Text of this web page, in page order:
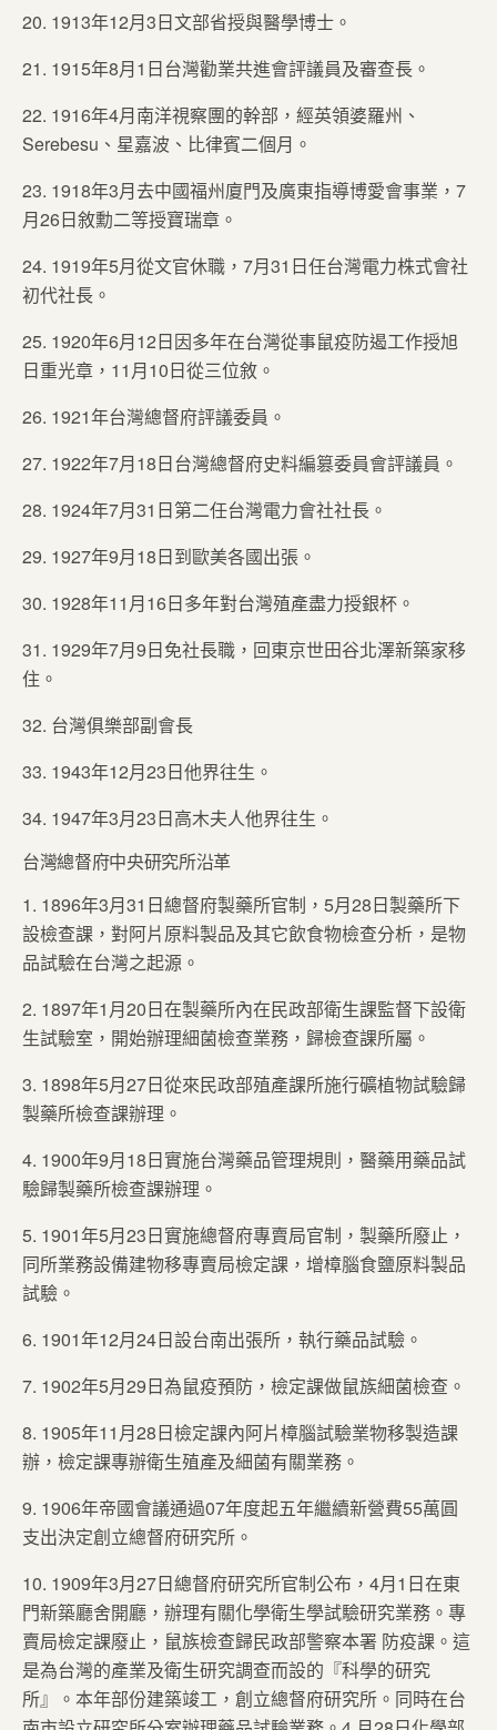
20. 1913年12月3日文部省授與醫學博士。
21. 1915年8月1日台灣勸業共進會評議員及審查長。
22. 1916年4月南洋視察團的幹部，經英領婆羅州、
Serebesu、星嘉波、比律賓二個月。
23. 1918年3月去中國福州廈門及廣東指導博愛會事業，7
月26日敘勳二等授寶瑞章。
24. 1919年5月從文官休職，7月31日任台灣電力株式會社
初代社長。
25. 1920年6月12日因多年在台灣從事鼠疫防遏工作授旭
日重光章，11月10日從三位敘。
26. 1921年台灣總督府評議委員。
27. 1922年7月18日台灣總督府史料編篡委員會評議員。
28. 1924年7月31日第二任台灣電力會社社長。
29. 1927年9月18日到歐美各國出張。
30. 1928年11月16日多年對台灣殖產盡力授銀杯。
31. 1929年7月9日免社長職，回東京世田谷北澤新築家移
住。
32. 台灣俱樂部副會長
33. 1943年12月23日他界往生。
34. 1947年3月23日高木夫人他界往生。
台灣總督府中央研究所沿革
1. 1896年3月31日總督府製藥所官制，5月28日製藥所下
設檢查課，對阿片原料製品及其它飲食物檢查分析，是物
品試驗在台灣之起源。
2. 1897年1月20日在製藥所內在民政部衛生課監督下設衛
生試驗室，開始辦理細菌檢查業務，歸檢查課所屬。
3. 1898年5月27日從來民政部殖產課所施行礦植物試驗歸
製藥所檢查課辦理。
4. 1900年9月18日實施台灣藥品管理規則，醫藥用藥品試
驗歸製藥所檢查課辦理。
5. 1901年5月23日實施總督府專賣局官制，製藥所廢止，
同所業務設備建物移專賣局檢定課，增樟腦食鹽原料製品
試驗。
6. 1901年12月24日設台南出張所，執行藥品試驗。
7. 1902年5月29日為鼠疫預防，檢定課做鼠族細菌檢查。
8. 1905年11月28日檢定課內阿片樟腦試驗業物移製造課
辦，檢定課專辦衛生殖產及細菌有關業務。
9. 1906年帝國會議通過07年度起五年繼續新營費55萬圓
支出決定創立總督府研究所。
10. 1909年3月27日總督府研究所官制公布，4月1日在東
門新築廳舍開廳，辦理有關化學衛生學試驗研究業務。專
賣局檢定課廢止，鼠族檢查歸民政部警察本署 防疫課。這
是為台灣的產業及衛生研究調查而設的『科學的研究
所』。本年部份建築竣工，創立總督府研究所。同時在台